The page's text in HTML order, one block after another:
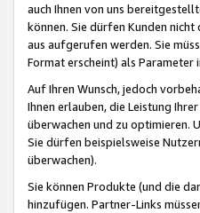
auch Ihnen von uns
können. Sie dürfen Kunden
aus aufgerufen werden. Sie
Format erscheint) als Parameter
Auf Ihren Wunsch, jedoch
Ihnen erlauben, die Leistung
überwachen und zu optimieren.
Sie dürfen beispielsweise
überwachen).
Sie können Produkte (und die
hinzufügen. Partner-Links